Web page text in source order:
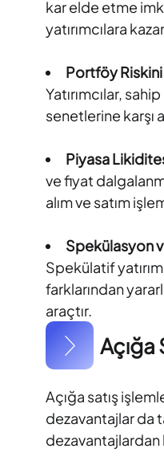
kar elde etme
yatırımcılara
Portföy
Yatırımcılar,
senetlerine karşı
Piyasa
ve fiyat
alım ve satım
Spekülasyon
Spekülatif
farklarından
araçtır.
Açığa
Açığa satış
dezavantajlar da
dezavantajlardan